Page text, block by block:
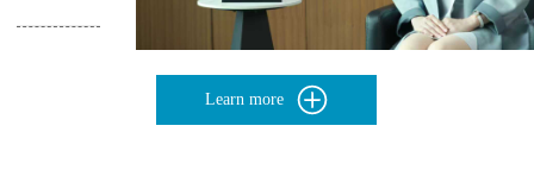
Learn more